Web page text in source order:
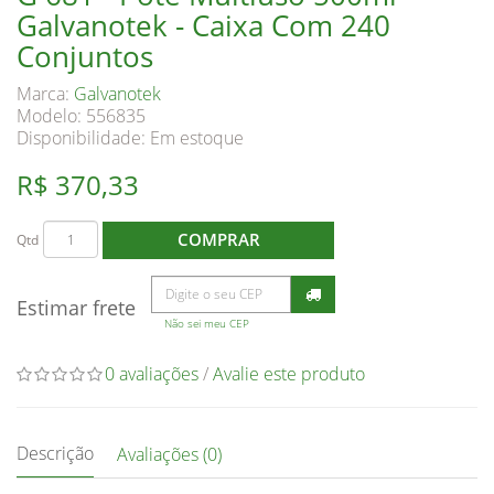
Galvanotek - Caixa Com 240
Conjuntos
Marca: Galvanotek
Modelo: 556835
Disponibilidade: Em estoque
R$ 370,33
Qtd COMPRAR
Estimar frete
Não sei meu CEP
0 avaliações/Avalie este produto
Descrição Avaliações (0)